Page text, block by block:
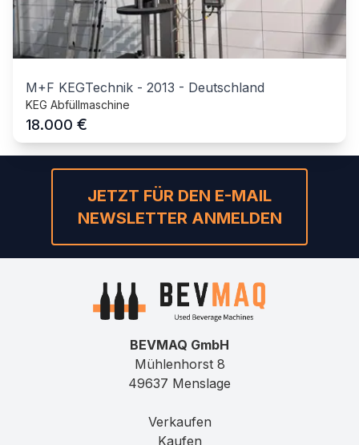
M+F KEGTechnik - 2013 - Deutschland
KEG Abfüllmaschine
18.000 €
JETZT FÜR DEN E-MAIL
NEWSLETTER ANMELDEN
BEVMAQ GmbH
Mühlenhorst 8
49637 Menslage
Verkaufen
Kaufen